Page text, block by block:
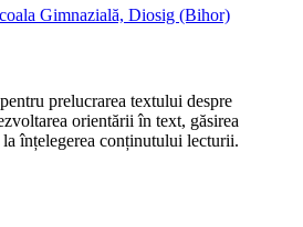
Gimnazială, Diosig (Bihor)
prelucrarea textului despre
orientării în text, găsirea
înțelegerea conținutului lecturii.